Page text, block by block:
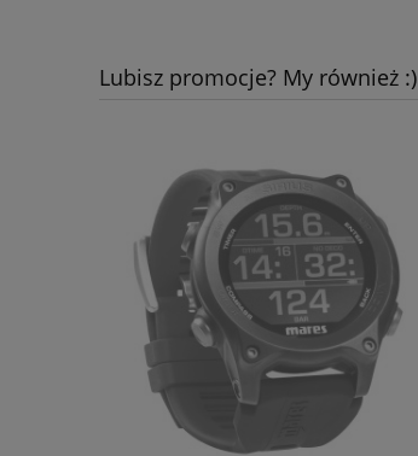
Lubisz promocje? My również :)